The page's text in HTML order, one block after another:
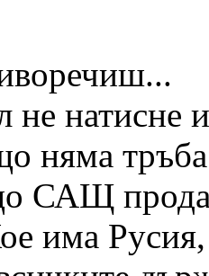
натисне
няма
САЩ
има